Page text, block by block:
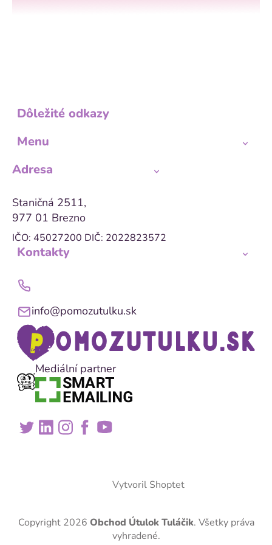
Dôležité odkazy
Menu
Adresa
Staničná 2511,
977 01 Brezno
IČO: 45027200 DIČ: 2022823572
Kontakty
info@pomozutulku.sk
Mediální partner
Vytvoril Shoptet
Copyright 2026 Obchod Útulok Tuláčik. Všetky práva
vyhradené.